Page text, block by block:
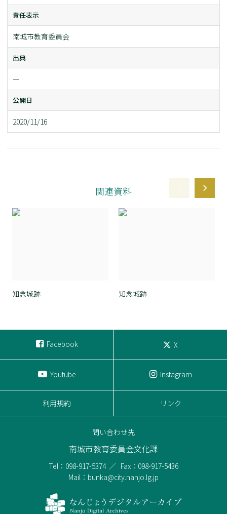
責任表示
南城市教育委員会
出典
ー
公開日
2020/11/16
関連資料
知念城跡 知念城跡
Facebook X
Youtube Instagram
利用規約 リンク
問い合わせ先
南城市教育委員会文化課
Tel：098-917-5374
Fax：098-917-5436
Mail：bunka@city.nanjo.lg.jp